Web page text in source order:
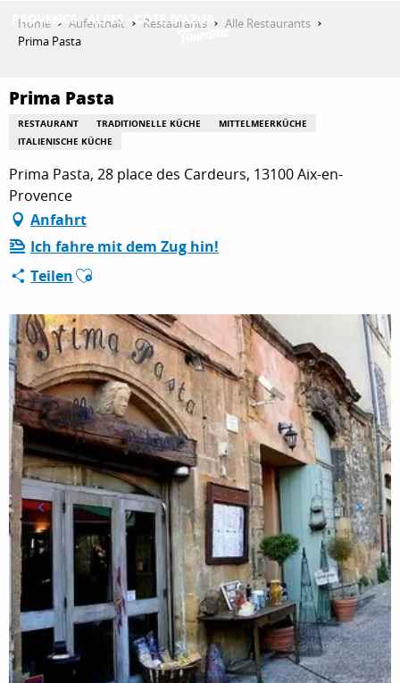
AKTIVITÄTEN
AUFENTHALT
ESPACE PRO
Home Aufenthalt Restaurants
Alle Restaurants
Prima Pasta
Prima Pasta
RESTAURANT TRADITIONELLE KÜCHE
MITTELMEERKÜCHE
ITALIENISCHE KÜCHE
Prima Pasta, 28 place des Cardeurs, 13100 Aix-en-
Provence
Anfahrt
Ich fahre mit dem Zug hin!
TeilenAjouter aux favoris